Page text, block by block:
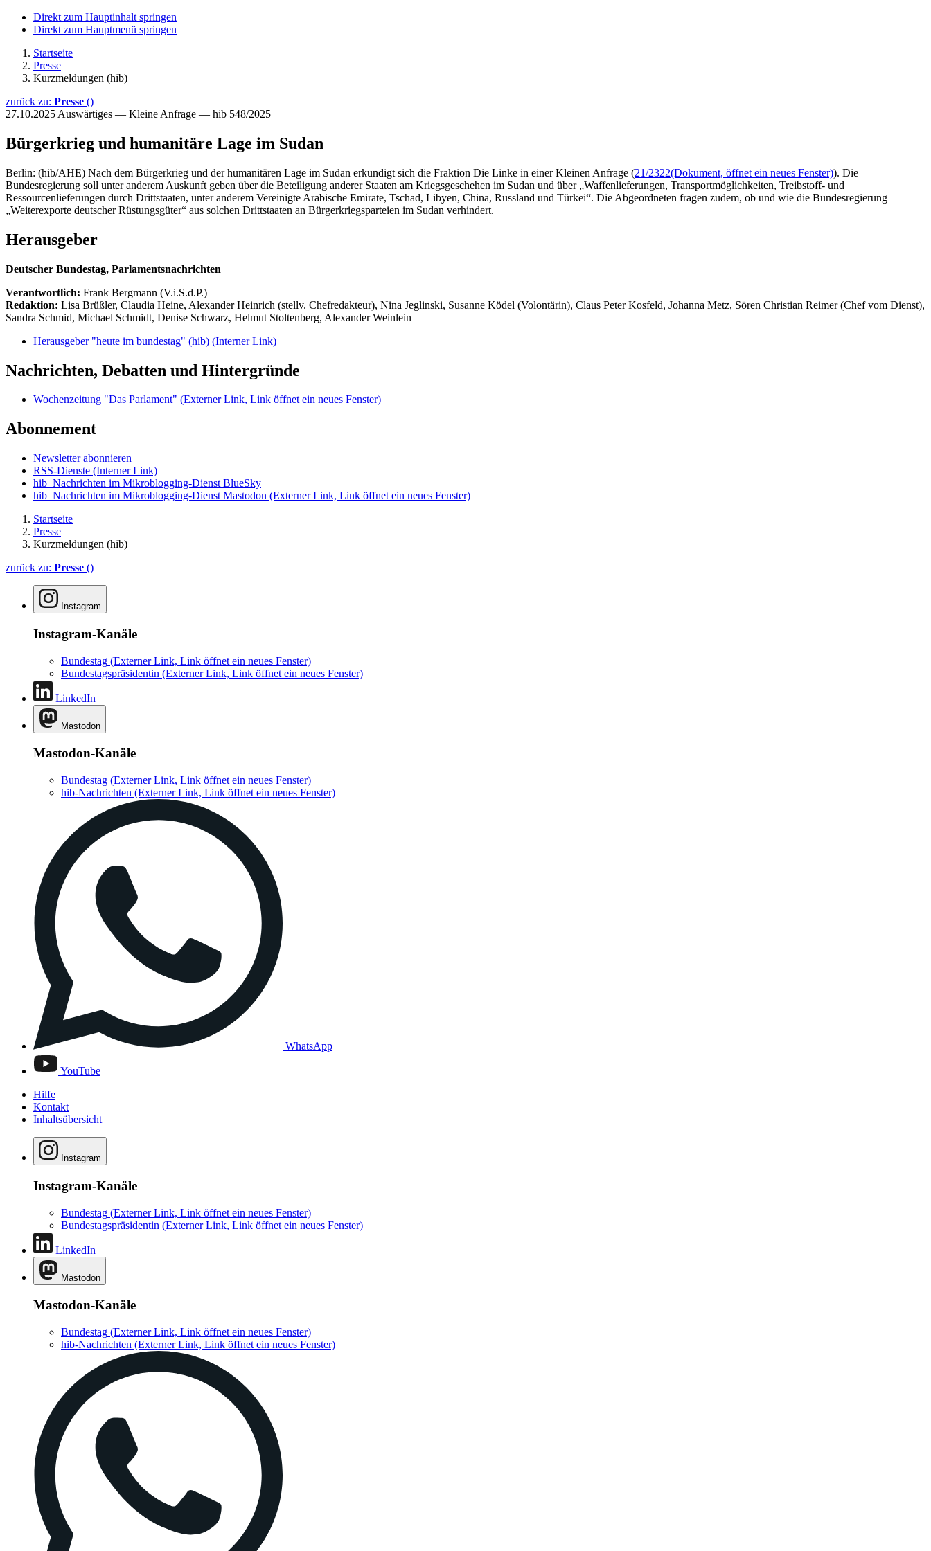
Direkt zum Hauptinhalt springen
Direkt zum Hauptmenü springen
Startseite
Presse
Kurzmeldungen (hib)
zurück zu: Presse ()
27.10.2025 Auswärtiges — Kleine Anfrage — hib 548/2025
Bürgerkrieg und humanitäre Lage im Sudan
Berlin: (hib/AHE) Nach dem Bürgerkrieg und der humanitären Lage im Sudan erkundigt sich die Fraktion Die Linke in einer Kleinen Anfrage (21/2322(Dokument, öffnet ein neues Fenster)). Die
Bundesregierung soll unter anderem Auskunft geben über die Beteiligung anderer Staaten am Kriegsgeschehen im Sudan und über „Waffenlieferungen, Transportmöglichkeiten, Treibstoff- und
Ressourcenlieferungen durch Drittstaaten, unter anderem Vereinigte Arabische Emirate, Tschad, Libyen, China, Russland und Türkei“. Die Abgeordneten fragen zudem, ob und wie die Bundesregierung
„Weiterexporte deutscher Rüstungsgüter“ aus solchen Drittstaaten an Bürgerkriegsparteien im Sudan verhindert.
Herausgeber
Deutscher Bundestag, Parlamentsnachrichten
Verantwortlich: Frank Bergmann (V.i.S.d.P.)
Redaktion: Lisa Brüßler, Claudia Heine, Alexander Heinrich (stellv. Chefredakteur), Nina Jeglinski, Susanne Ködel (Volontärin), Claus Peter Kosfeld, Johanna Metz, Sören Christian Reimer (Chef vom Dienst),
Sandra Schmid, Michael Schmidt, Denise Schwarz, Helmut Stoltenberg, Alexander Weinlein
Herausgeber "heute im bundestag" (hib) (Interner Link)
Nachrichten, Debatten und Hintergründe
Wochenzeitung "Das Parlament" (Externer Link, Link öffnet ein neues Fenster)
Abonnement
Newsletter abonnieren
RSS-Dienste (Interner Link)
hib_Nachrichten im Mikroblogging-Dienst BlueSky
hib_Nachrichten im Mikroblogging-Dienst Mastodon (Externer Link, Link öffnet ein neues Fenster)
Startseite
Presse
Kurzmeldungen (hib)
zurück zu: Presse ()
Instagram
Instagram-Kanäle
Bundestag (Externer Link, Link öffnet ein neues Fenster)
Bundestagspräsidentin (Externer Link, Link öffnet ein neues Fenster)
LinkedIn
Mastodon
Mastodon-Kanäle
Bundestag (Externer Link, Link öffnet ein neues Fenster)
hib-Nachrichten (Externer Link, Link öffnet ein neues Fenster)
WhatsApp
YouTube
Hilfe
Kontakt
Inhaltsübersicht
Instagram
Instagram-Kanäle
Bundestag (Externer Link, Link öffnet ein neues Fenster)
Bundestagspräsidentin (Externer Link, Link öffnet ein neues Fenster)
LinkedIn
Mastodon
Mastodon-Kanäle
Bundestag (Externer Link, Link öffnet ein neues Fenster)
hib-Nachrichten (Externer Link, Link öffnet ein neues Fenster)